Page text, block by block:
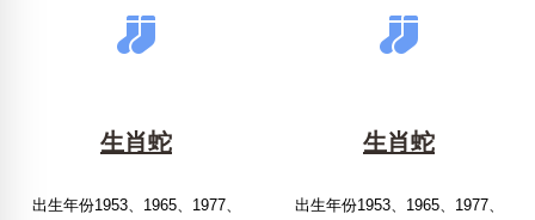
生肖蛇
出生年份1953、1965、1977、
生肖蛇
出生年份1953、1965、1977、